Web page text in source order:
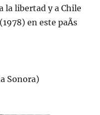
la libertad y a Chile
en este paÃ­s
Sonora)